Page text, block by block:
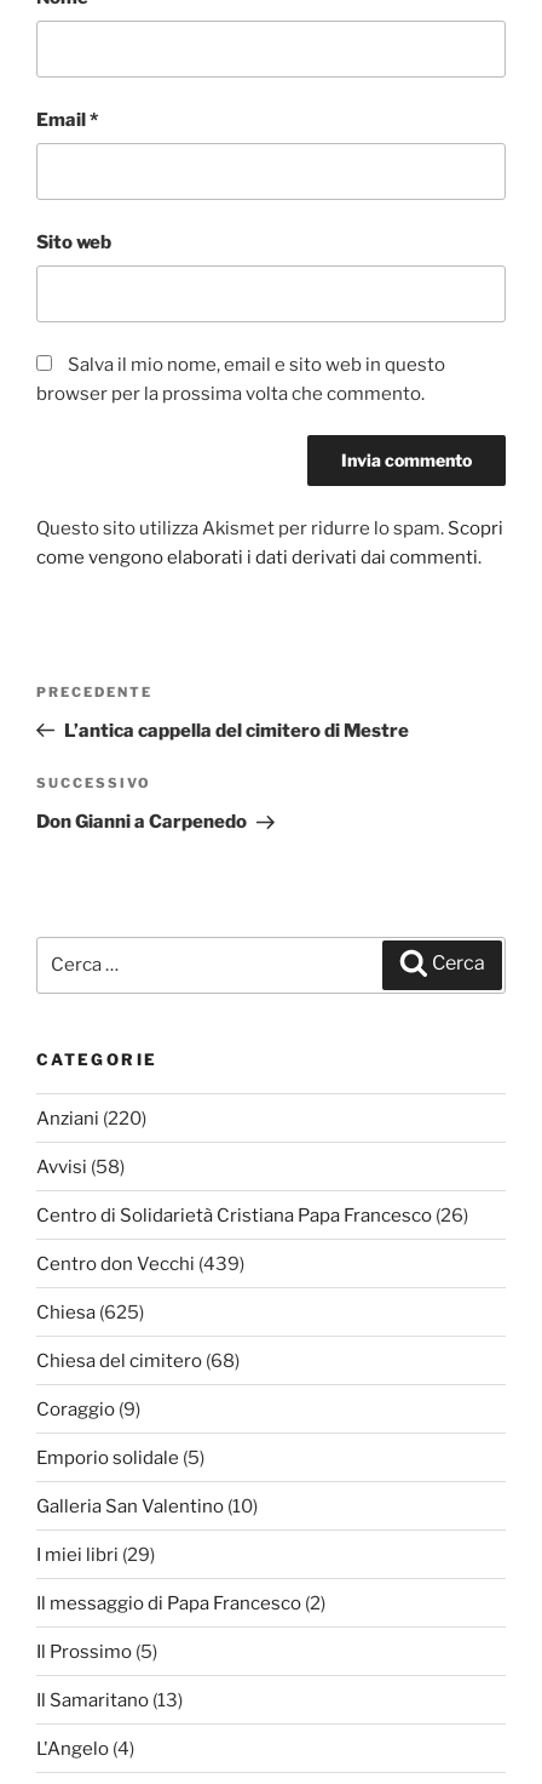
Email*
Sito web
Salva il mio nome, email e sito web in questo
browser per la prossima volta che commento.
Questo sito utilizza Akismet per ridurre lo spam. Scopri
come vengono elaborati i dati derivati dai commenti.
Navigazione
Articolo
precedente:
PRECEDENTE
L’antica cappella del cimitero di Mestre
Articolo
successivo
SUCCESSIVO
Don Gianni a Carpenedo
Cerca:
Cerca
CATEGORIE
Anziani (220)
Avvisi (58)
Centro di Solidarietà Cristiana Papa Francesco (26)
Centro don Vecchi (439)
Chiesa (625)
Chiesa del cimitero (68)
Coraggio (9)
Emporio solidale (5)
Galleria San Valentino (10)
I miei libri (29)
Il messaggio di Papa Francesco (2)
Il Prossimo (5)
Il Samaritano (13)
L'Angelo (4)